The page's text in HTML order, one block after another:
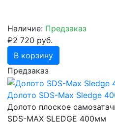
Наличие: Предзаказ
₽2 720 руб.
В корзину
Предзаказ
Долото SDS-Max Sledge
Долото плоское
SDS-МАХ SLEDGE 400мм